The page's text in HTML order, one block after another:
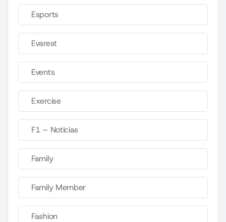
Esports
Evarest
Events
Exercise
F1 – Noticias
Family
Family Member
Fashion